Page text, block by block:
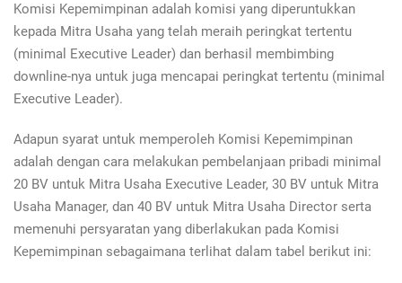
Komisi Kepemimpinan adalah komisi yang diperuntukkan
kepada Mitra Usaha yang telah meraih peringkat tertentu
(minimal Executive Leader) dan berhasil membimbing
downline-nya untuk juga mencapai peringkat tertentu (minimal
Executive Leader).
Adapun syarat untuk memperoleh Komisi Kepemimpinan
adalah dengan cara melakukan pembelanjaan pribadi minimal
20 BV untuk Mitra Usaha Executive Leader, 30 BV untuk Mitra
Usaha Manager, dan 40 BV untuk Mitra Usaha Director serta
memenuhi persyaratan yang diberlakukan pada Komisi
Kepemimpinan sebagaimana terlihat dalam tabel berikut ini: